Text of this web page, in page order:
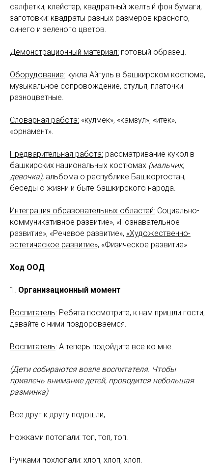
салфетки, клейстер, квадратный желтый фон бумаги,
заготовки: квадраты разных размеров красного,
синего и зеленого цветов.
Демонстрационный материал: готовый образец.
Оборудование: кукла Айгуль в башкирском костюме,
музыкальное сопровождение, стулья, платочки
разноцветные.
Словарная работа: «кулмек», «камзул», «итек»,
«орнамент».
Предварительная работа: рассматривание кукол в
башкирских национальных костюмах (мальчик,
девочка), альбома о республике Башкортостан,
беседы о жизни и быте башкирского народа.
Интеграция образовательных областей: Социально-
коммуникативное развитие», «Познавательное
развитие», «Речевое развитие», «Художественно-
эстетическое развитие», «Физическое развитие»
Ход ООД
1. Организационный момент
Воспитатель: Ребята посмотрите, к нам пришли гости,
давайте с ними поздороваемся.
Воспитатель: А теперь подойдите все ко мне.
(Дети собираются возле воспитателя. Чтобы
привлечь внимание детей, проводится небольшая
разминка)
Все друг к другу подошли,
Ножками потопали: топ, топ, топ.
Ручками похлопали: хлоп, хлоп, хлоп.